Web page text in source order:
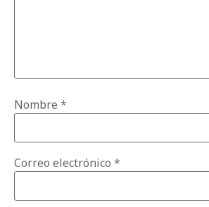
Nombre *
Correo electrónico *